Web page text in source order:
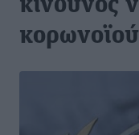
κίνδυνος
κορωνοϊού